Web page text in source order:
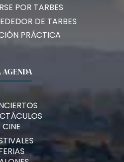
POR TARBES
DE TARBES
PRÁCTICA
AGENDA
CINE